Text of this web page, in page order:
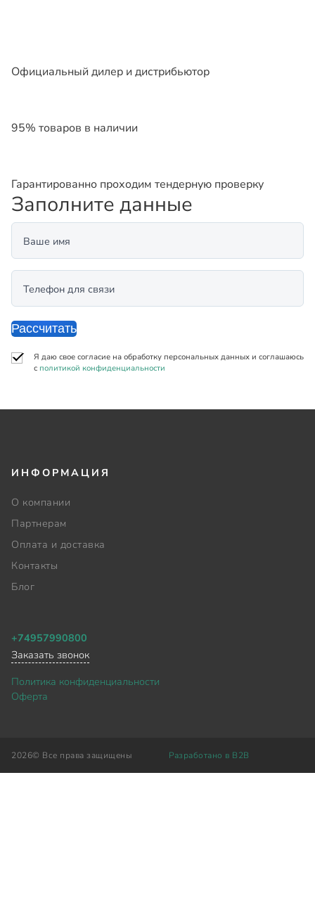
Официальный дилер и дистрибьютор
95% товаров в наличии
Гарантированно проходим тендерную проверку
Заполните данные
Ваше имя
Телефон для связи
Рассчитать
Я даю свое согласие на обработку персональных данных и соглашаюсь
с политикой конфиденциальности
ИНФОРМАЦИЯ
О компании
Партнерам
Оплата и доставка
Контакты
Блог
+74957990800
Заказать звонок
Политика конфиденциальности
Оферта
2026© Все права защищены Разработано в B2B